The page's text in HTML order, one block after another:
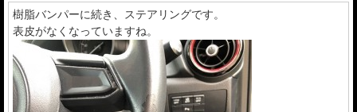
樹脂バンパーに続き、ステアリングです。
表皮がなくなっていますね。